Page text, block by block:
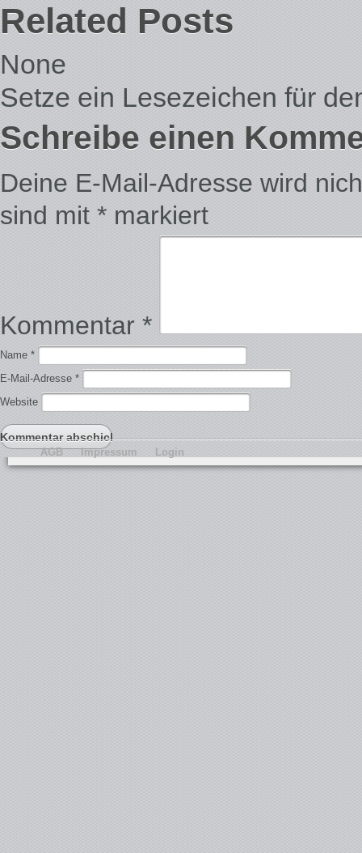
Related Posts
None
Setze ein Lesezeichen für
Schreibe einen
Deine E-Mail-Adresse wird
sind mit * markiert
Kommentar *
Name *
E-Mail-Adresse *
Website
AGB Impressum Login